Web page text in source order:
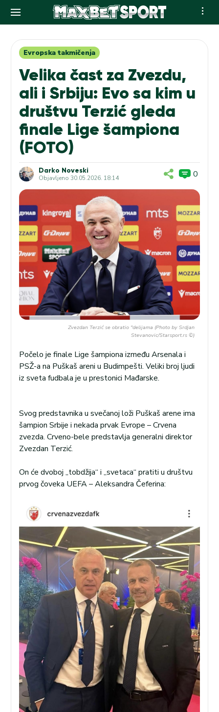
contentEvropska takmičenja
Velika čast za Zvezdu,
ali i Srbiju: Evo sa kim u
društvu Terzić gleda
finale Lige šampiona
(FOTO)
Darko Noveski
Objavljeno30.05.2026. 18:14 0
Zvezdan Terzić se obratio "delijama (Photo by Srdjan
Stevanovic/Starsport.rs ©)
Počelo je finale Lige šampiona između Arsenala i
PSŽ-a na Puškaš areni u Budimpešti. Veliki broj ljudi
iz sveta fudbala je u prestonici Mađarske.
Svog predstavnika u svečanoj loži Puškaš arene ima
šampion Srbije i nekada prvak Evrope – Crvena
zvezda. Crveno-bele predstavlja generalni direktor
Zvezdan Terzić.
On će dvoboj „tobdžija“ i „svetaca“ pratiti u društvu
prvog čoveka UEFA – Aleksandra Čeferina: